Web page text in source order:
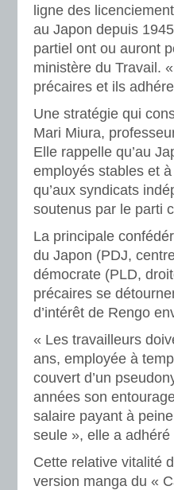
ligne des
au Japon depuis
partiel ont ou auront
ministère du Travail.
précaires et ils
Une stratégie qui
Mari Miura,
Elle rappelle qu’au
employés stables et
qu’aux syndicats
soutenus par le parti
La principale
du Japon (PDJ,
démocrate (PLD,
précaires se
d’intérêt de Rengo
« Les travailleurs
ans, employée à
couvert d’un
années son
salaire payant à
seule », elle a
Cette relative vitalité
version manga du «